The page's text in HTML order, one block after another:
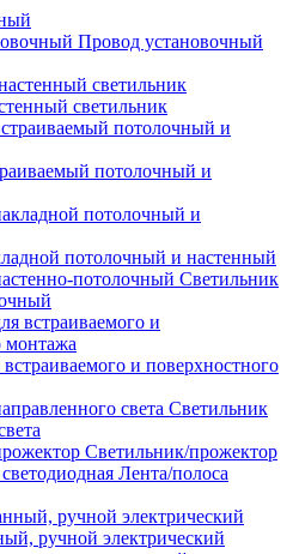
Провод установочный
светильник
потолочный и
потолочный и настенный
Светильник
и поверхностного
Светильник
Светильник/прожектор
Лента/полоса
ручной электрический